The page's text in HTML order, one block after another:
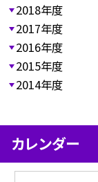
2018年度
2017年度
2016年度
2015年度
2014年度
カレンダー